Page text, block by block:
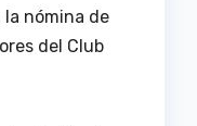
la nómina de
del Club